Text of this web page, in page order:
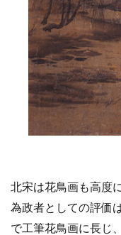
北宋は花鳥画も高度
為政者としての評価
で工筆花鳥画に長じ